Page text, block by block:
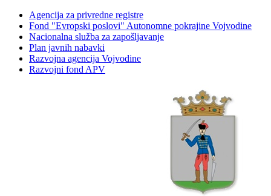
Agencija za privredne registre
Fond "Evropski poslovi" Autonomne pokrajine Vojvodine
Nacionalna služba za zapošljavanje
Plan javnih nabavki
Razvojna agencija Vojvodine
Razvojni fond APV